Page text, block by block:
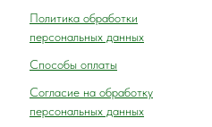
Политика обработки
персональных данных
Способы оплаты
Согласие на обработку
персональных данных